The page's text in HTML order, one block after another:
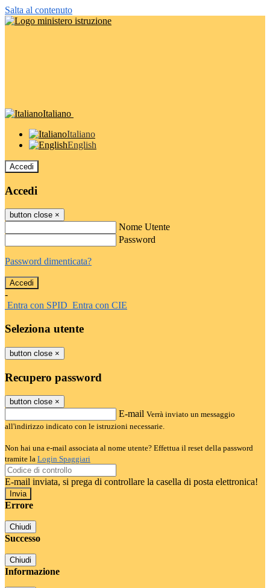
Salta al contenuto
Italiano
Italiano
English
Accedi
Accedi
button close ×
Nome Utente
Password
Password dimenticata?
-
Entra con SPID Entra con CIE
Seleziona utente
button close ×
Recupero password
button close ×
E-mail Verrà inviato un messaggio
all'indirizzo indicato con le istruzioni necessarie.
Non hai una e-mail associata al nome utente? Effettua il reset della password
tramite la Login Spaggiari
E-mail inviata, si prega di controllare la casella di posta elettronica!
Errore
Chiudi
Successo
Chiudi
Informazione